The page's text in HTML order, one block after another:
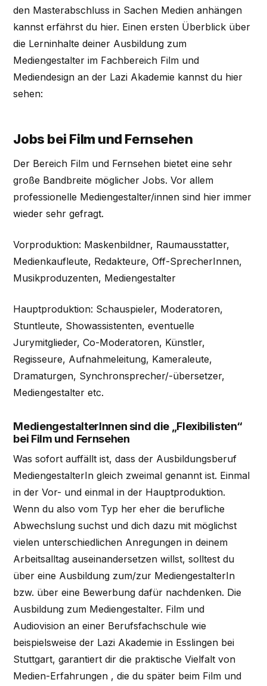
den Masterabschluss in Sachen Medien anhängen
kannst erfährst du hier. Einen ersten Überblick über
die Lerninhalte deiner Ausbildung zum
Mediengestalter im Fachbereich Film und
Mediendesign an der Lazi Akademie kannst du hier
sehen:
Jobs bei Film und Fernsehen
Der Bereich Film und Fernsehen bietet eine sehr
große Bandbreite möglicher Jobs. Vor allem
professionelle Mediengestalter/innen sind hier immer
wieder sehr gefragt.
Vorproduktion: Maskenbildner, Raumausstatter,
Medienkaufleute, Redakteure, Off-SprecherInnen,
Musikproduzenten, Mediengestalter
Hauptproduktion: Schauspieler, Moderatoren,
Stuntleute, Showassistenten, eventuelle
Jurymitglieder, Co-Moderatoren, Künstler,
Regisseure, Aufnahmeleitung, Kameraleute,
Dramaturgen, Synchronsprecher/-übersetzer,
Mediengestalter etc.
MediengestalterInnen sind die „Flexibilisten“
bei Film und Fernsehen
Was sofort auffällt ist, dass der Ausbildungsberuf
MediengestalterIn gleich zweimal genannt ist. Einmal
in der Vor- und einmal in der Hauptproduktion.
Wenn du also vom Typ her eher die berufliche
Abwechslung suchst und dich dazu mit möglichst
vielen unterschiedlichen Anregungen in deinem
Arbeitsalltag auseinandersetzen willst, solltest du
über eine Ausbildung zum/zur MediengestalterIn
bzw. über eine Bewerbung dafür nachdenken. Die
Ausbildung zum Mediengestalter. Film und
Audiovision an einer Berufsfachschule wie
beispielsweise der Lazi Akademie in Esslingen bei
Stuttgart, garantiert dir die praktische Vielfalt von
Medien-Erfahrungen , die du später beim Film und